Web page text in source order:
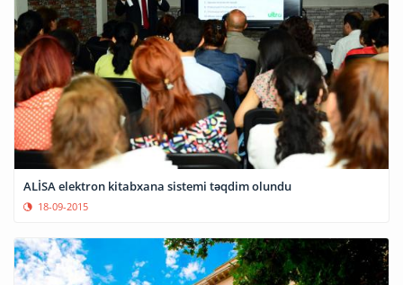
ALİSA elektron kitabxana sistemi təqdim olundu
18-09-2015